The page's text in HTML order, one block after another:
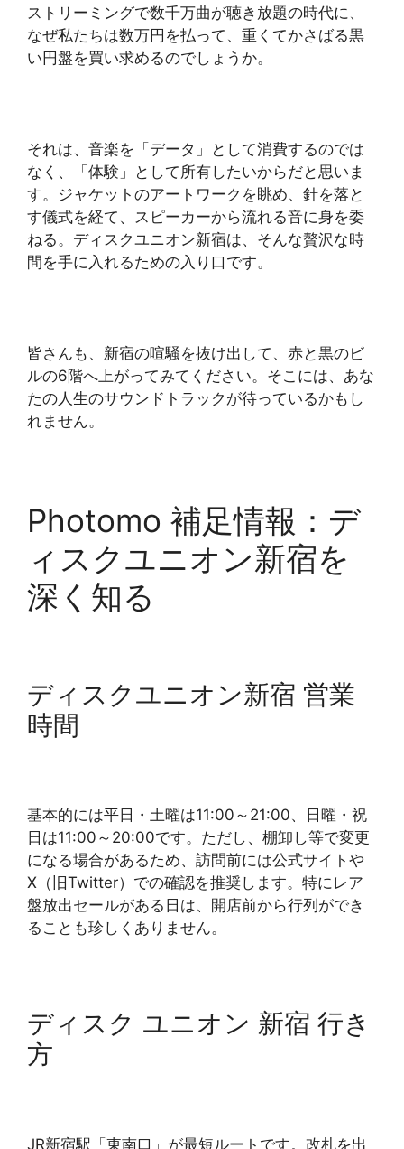
ストリーミングで数千万曲が聴き放題の時代に、
なぜ私たちは数万円を払って、重くてかさばる黒
い円盤を買い求めるのでしょうか。
それは、音楽を「データ」として消費するのでは
なく、「体験」として所有したいからだと思いま
す。ジャケットのアートワークを眺め、針を落と
す儀式を経て、スピーカーから流れる音に身を委
ねる。ディスクユニオン新宿は、そんな贅沢な時
間を手に入れるための入り口です。
皆さんも、新宿の喧騒を抜け出して、赤と黒のビ
ルの6階へ上がってみてください。そこには、あな
たの人生のサウンドトラックが待っているかもし
れません。
Photomo 補足情報：デ
ィスクユニオン新宿を
深く知る
ディスクユニオン新宿 営業
時間
基本的には平日・土曜は11:00～21:00、日曜・祝
日は11:00～20:00です。ただし、棚卸し等で変更
になる場合があるため、訪問前には公式サイトや
X（旧Twitter）での確認を推奨します。特にレア
盤放出セールがある日は、開店前から行列ができ
ることも珍しくありません。
ディスク ユニオン 新宿 行き
方
JR新宿駅「東南口」が最短ルートです。改札を出